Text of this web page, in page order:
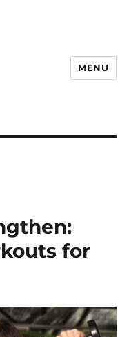
MENU
for